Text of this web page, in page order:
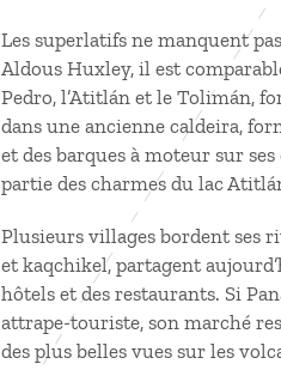
Les superlatifs ne manquent
Aldous Huxley, il est
Pedro, l’Atitlán et le Tolimán,
dans une ancienne caldeira,
et des barques à moteur sur
partie des charmes du lac
Plusieurs villages bordent ses
et kaqchikel, partagent
hôtels et des restaurants. Si
attrape-touriste, son marché
des plus belles vues sur les